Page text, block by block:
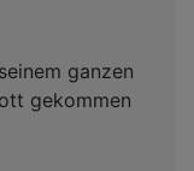
ganzen
gekommen